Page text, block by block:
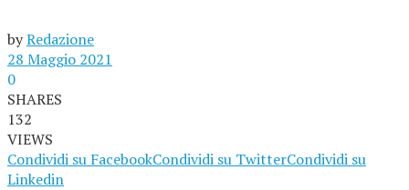
byRedazione
28 Maggio 2021
0
SHARES
132
VIEWS
Condividi su FacebookCondividi su TwitterCondividi su
Linkedin